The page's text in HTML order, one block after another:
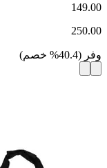
149.00
250.00
وفر (
40.4
% خصم)